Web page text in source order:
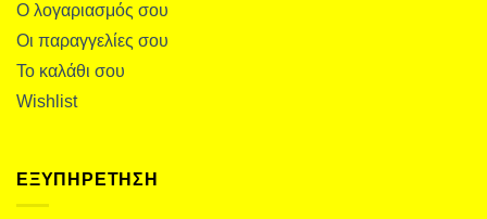
Ο λογαριασμός σου
Οι παραγγελίες σου
Το καλάθι σου
Wishlist
ΕΞΥΠΗΡΕΤΗΣΗ